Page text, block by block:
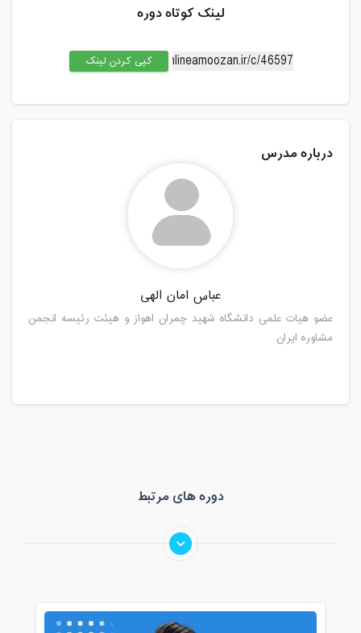
لینک کوتاه دوره
کپی کردن لینک
درباره مدرس
عباس امان الهی
عضو هیات علمی دانشگاه شهید چمران اهواز و هیئت رئیسه انجمن
مشاوره ایران
دوره های مرتبط